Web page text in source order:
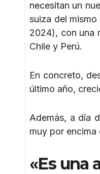
necesitan un
suiza del
2024), con una
Chile y Perú.
En concreto,
último año,
Además, a día
muy por encima
«Es una